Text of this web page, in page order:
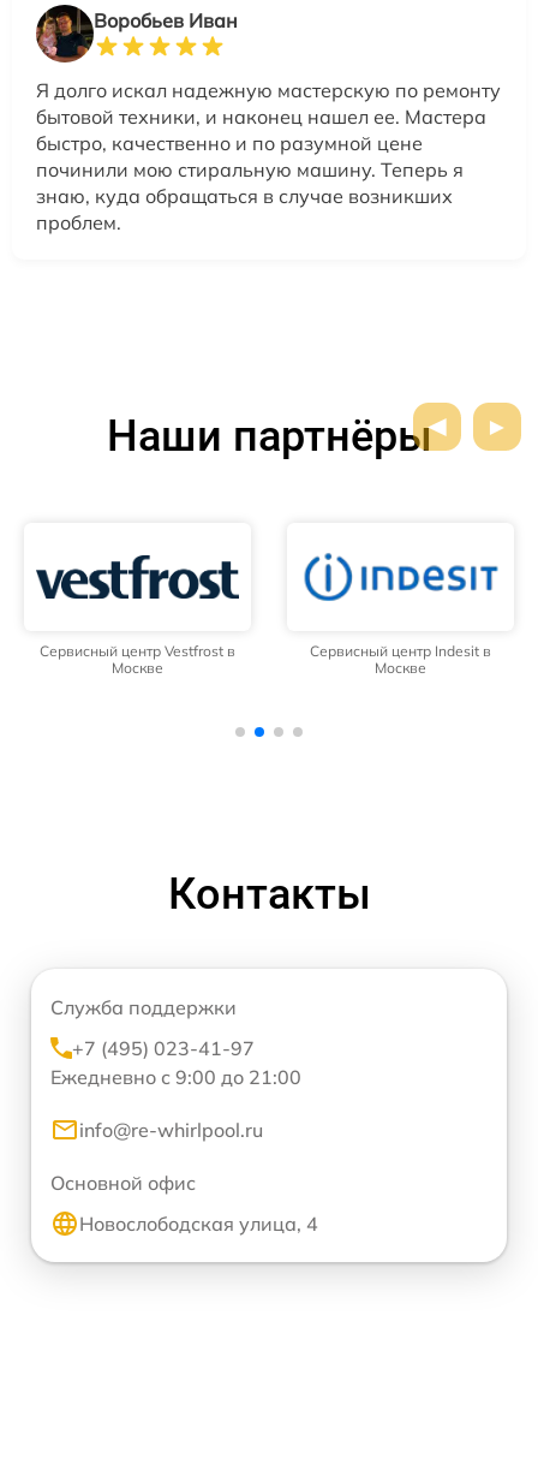
Воробьев Иван
Я долго искал надежную мастерскую по ремонту
бытовой техники, и наконец нашел ее. Мастера
быстро, качественно и по разумной цене
починили мою стиральную машину. Теперь я
знаю, куда обращаться в случае возникших
проблем.
Наши партнёры
Сервисный центр Vestfrost в
Москве
Сервисный центр Indesit в
Москве
Контакты
Служба поддержки
+7 (495) 023-41-97
Ежедневно с 9:00 до 21:00
info@re-whirlpool.ru
Основной офис
Новослободская улица, 4